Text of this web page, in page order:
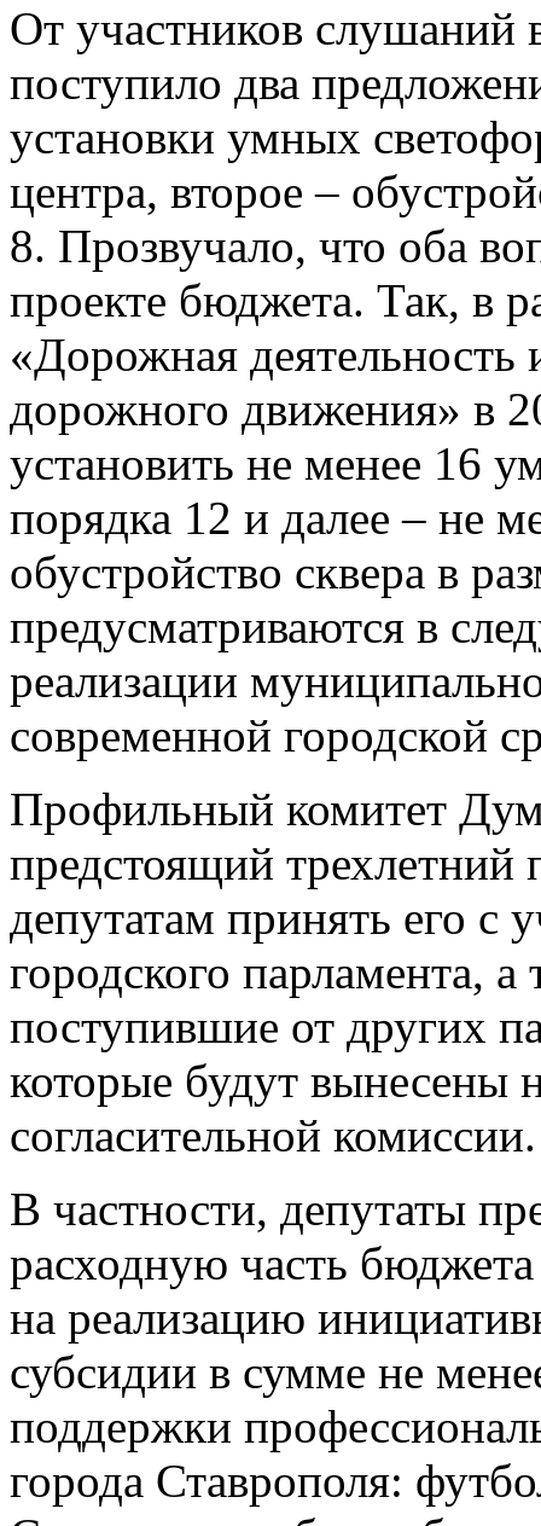
От участников слушаний
поступило два
установки умных
центра, второе –
8. Прозвучало, что оба
проекте бюджета. Так, в
«Дорожная деятельность
дорожного движения» в
установить не менее 16
порядка 12 и далее – не
обустройство сквера в
предусматриваются в
реализации
современной городской
Профильный комитет
предстоящий трехлетний
депутатам принять его с
городского парламента,
поступившие от других
которые будут вынесены
согласительной комиссии.
В частности, депутаты
расходную часть
на реализацию
субсидии в сумме не
поддержки
города Ставрополя: